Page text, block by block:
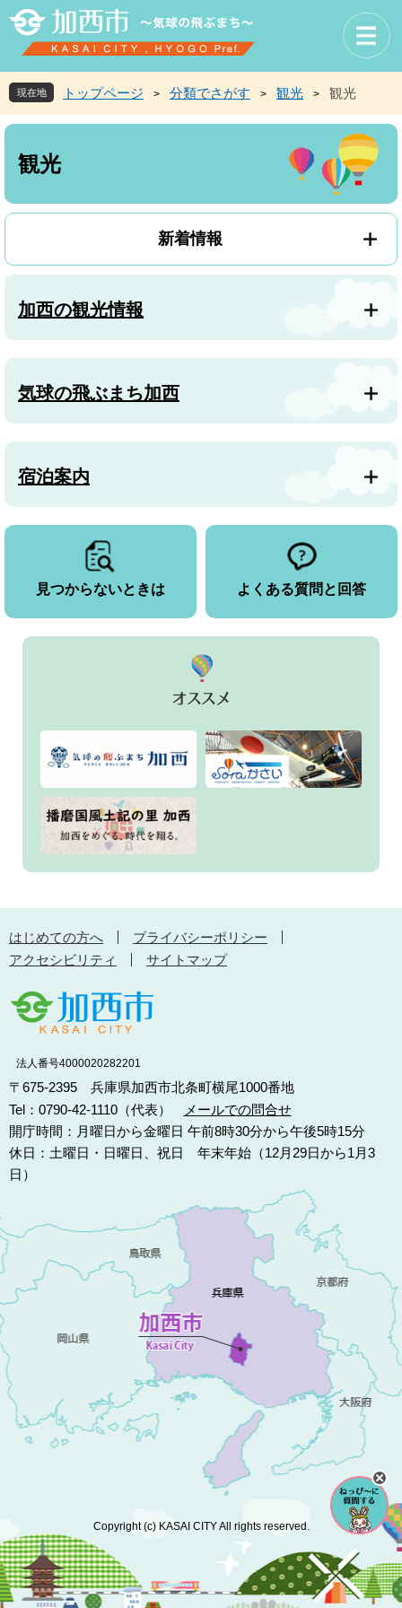
先
頭
で
を
飛
ば
文
へ
現在地 トップページ > 分類でさがす > 観光 > 観光
本
観光
新着情報
加西の観光情報
気球の飛ぶまち加西
宿泊案内
見つからないときは よくある質問と回答
はじめての方へ
プライバシーポリシー
アクセシビリティ
サイトマップ
法人番号4000020282201
〒675-2395 兵庫県加西市北条町横尾1000番地
Tel：0790-42-1110（代表）
メールでの問合せ
開庁時間：月曜日から金曜日 午前8時30分から午後5時15分
休日：土曜日・日曜日、祝日 年末年始（12月29日から1月3
日）
Copyright (c) KASAI CITY All rights reserved.